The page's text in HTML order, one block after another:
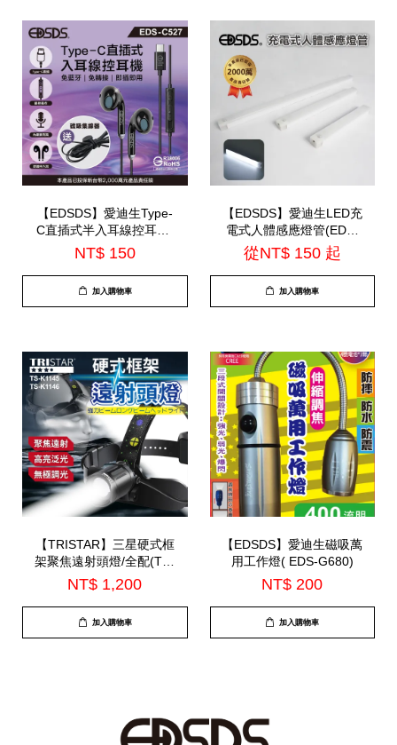
【EDSDS】愛迪生Type-
C直插式半入耳線控耳機-
內建麥克風(EDS-C527)
NT$ 150
加入購物車
【EDSDS】愛迪生LED充
電式人體感應燈管(EDS-
G5020 / EDS-G3020 /
EDS-G2020)
從NT$ 150 起
加入購物車
【TRISTAR】三星硬式框
架聚焦遠射頭燈/全配(TS-
K1145)
NT$ 1,200
加入購物車
【EDSDS】愛迪生磁吸萬
用工作燈( EDS-G680)
NT$ 200
加入購物車